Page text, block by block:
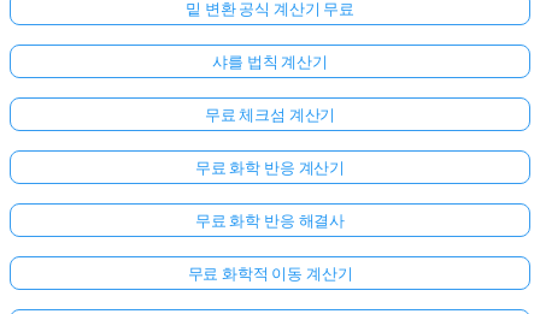
밑 변환 공식 계산기 무료
샤를 법칙 계산기
무료 체크섬 계산기
무료 화학 반응 계산기
무료 화학 반응 해결사
무료 화학적 이동 계산기